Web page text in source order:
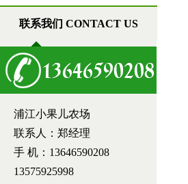
联系我们 CONTACT US
浦江小果儿农场
联系人：郑经理
手 机：13646590208
13575925998